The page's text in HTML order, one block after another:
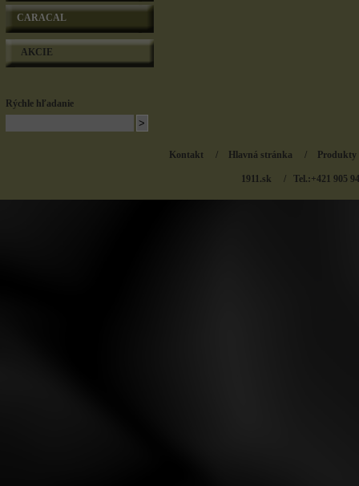
CARACAL
AKCIE
Rýchle hľadanie
Kontakt / Hlavná stránka / Produkty
1911.sk / Tel.:+421 905